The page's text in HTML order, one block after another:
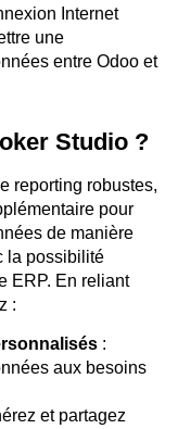
Internet
une
entre Odoo et
Studio ?
reporting robustes,
pour
de manière
la possibilité
ERP. En reliant
:
:
aux besoins
et partagez